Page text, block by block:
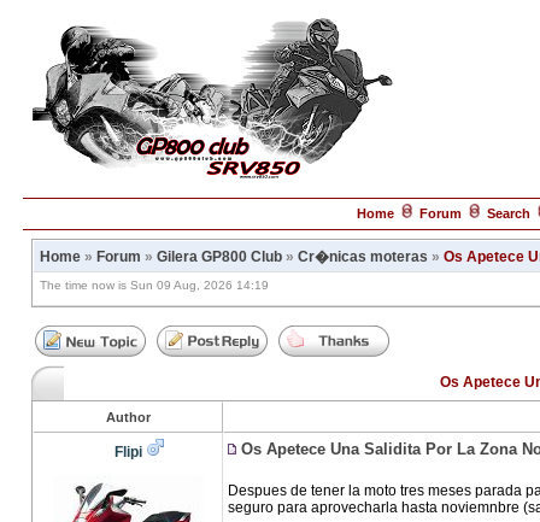
Home Forum Search
Home » Forum » Gilera GP800 Club » Cr�nicas moteras » Os Apetece
The time now is Sun 09 Aug, 2026 14:19
Os Apetece
Author
Flipi Os Apetece Una Salidita Por La Zona
Despues de tener la moto tres meses parada
seguro para aprovecharla hasta noviemnbre